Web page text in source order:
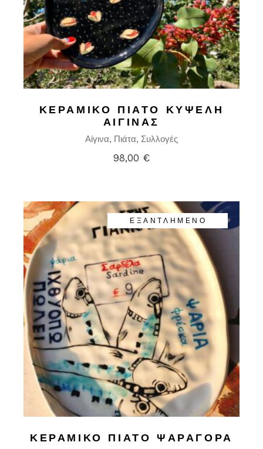
ΚΕΡΑΜΙΚΌ ΠΙΆΤΟ ΚΥΨΈΛΗ
ΑΊΓΙΝΑΣ
Αίγινα Πιάτα Συλλογές
98,00 €
ΕΞΑΝΤΛΗΜΈΝΟ
ΚΕΡΑΜΙΚΌ ΠΙΆΤΟ ΨΑΡΑΓΟΡΆ